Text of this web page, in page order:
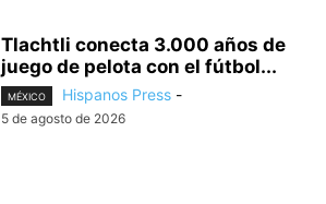
Tlachtli conecta 3.000 años de
juego de pelota con el fútbol...
MÉXICO Hispanos Press -
5 de agosto de 2026